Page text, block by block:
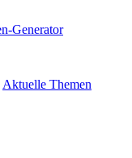
Aktuelle Themen